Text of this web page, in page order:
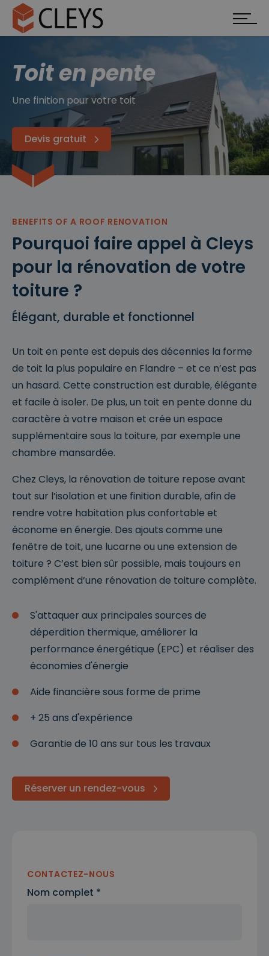
Toit en pente
Une finition pour votre toit
Devis gratuit
BENEFITS OF A ROOF RENOVATION
Pourquoi faire appel à Cleys
pour la rénovation de votre
toiture ?
Élégant, durable et fonctionnel
Un toit en pente est depuis des décennies la forme
de toit la plus populaire en Flandre – et ce n’est pas
un hasard. Cette construction est durable, élégante
et facile à isoler. De plus, un toit en pente donne du
caractère à votre maison et crée un espace
supplémentaire sous la toiture, par exemple une
chambre mansardée.
Chez Cleys, la rénovation de toiture repose avant
tout sur l’isolation et une finition durable, afin de
rendre votre habitation plus confortable et
économe en énergie. Des ajouts comme une
fenêtre de toit, une lucarne ou une extension de
toiture ? C’est bien sûr possible, mais toujours en
complément d’une rénovation de toiture complète.
S'attaquer aux principales sources de
déperdition thermique, améliorer la
performance énergétique (EPC) et réaliser des
économies d'énergie
Aide financière sous forme de prime
+ 25 ans d'expérience
Garantie de 10 ans sur tous les travaux
Réserver un rendez-vous
CONTACTEZ-NOUS
Nom complet *